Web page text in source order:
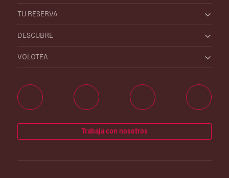
TU RESERVA
DESCUBRE
VOLOTEA
Trabaja con nosotros